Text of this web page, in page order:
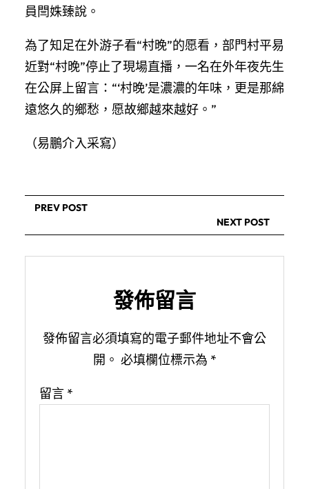
員閆姝臻說。
為了知足在外游子看“村晚”的愿看，部門村平易
近對“村晚”停止了現場直播，一名在外年夜先生
在公屏上留言：“‘村晚’是濃濃的年味，更是那綿
遠悠久的鄉愁，愿故鄉越來越好。”
（易鵬介入采寫）
PREV POST
NEXT POST
發佈留言
發佈留言必須填寫的電子郵件地址不會公
開。 必填欄位標示為 *
留言 *